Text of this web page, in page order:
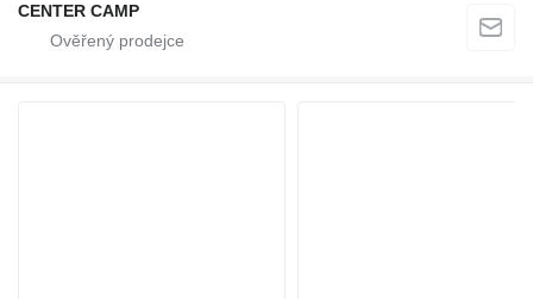
CENTER CAMP